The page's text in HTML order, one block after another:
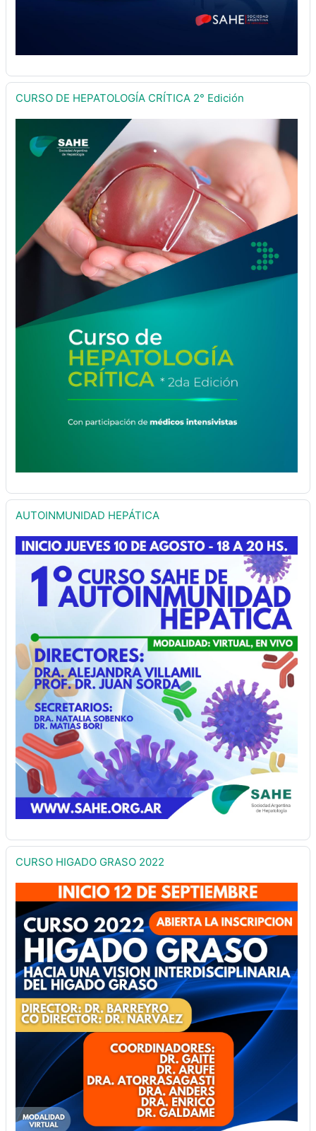
CURSO DE HEPATOLOGÍA CRÍTICA 2° Edición
AUTOINMUNIDAD HEPÁTICA
CURSO HIGADO GRASO 2022